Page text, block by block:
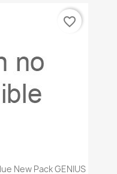
New Pack GENIUS
favorite_border